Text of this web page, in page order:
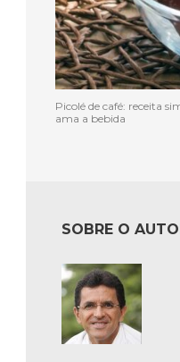
Picolé de café: receita
ama a bebida
SOBRE O